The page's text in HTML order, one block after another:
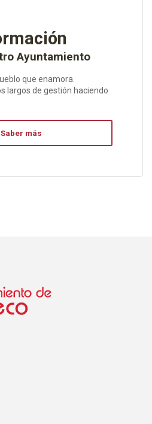
Ayuntamiento
que enamora.
largos de gestión haciendo
Saber más